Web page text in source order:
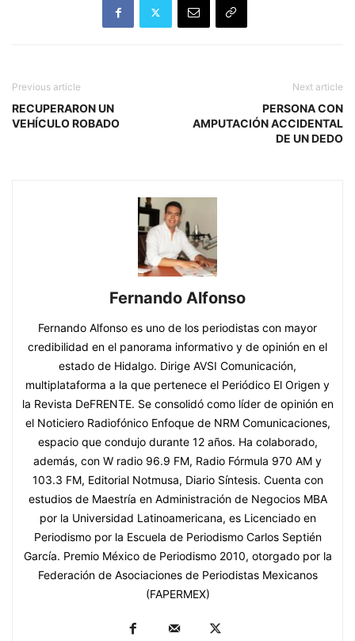
Previous article
RECUPERARON UN
VEHÍCULO ROBADO
Next article
PERSONA CON
AMPUTACIÓN ACCIDENTAL
DE UN DEDO
Fernando Alfonso
Fernando Alfonso es uno de los periodistas con mayor
credibilidad en el panorama informativo y de opinión en el
estado de Hidalgo. Dirige AVSI Comunicación,
multiplataforma a la que pertenece el Periódico El Origen y
la Revista DeFRENTE. Se consolidó como líder de opinión en
el Noticiero Radiofónico Enfoque de NRM Comunicaciones,
espacio que condujo durante 12 años. Ha colaborado,
además, con W radio 96.9 FM, Radio Fórmula 970 AM y
103.3 FM, Editorial Notmusa, Diario Síntesis. Cuenta con
estudios de Maestría en Administración de Negocios MBA
por la Universidad Latinoamericana, es Licenciado en
Periodismo por la Escuela de Periodismo Carlos Septién
García. Premio México de Periodismo 2010, otorgado por la
Federación de Asociaciones de Periodistas Mexicanos
(FAPERMEX)